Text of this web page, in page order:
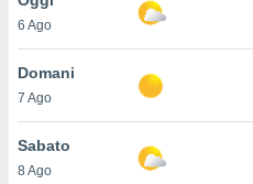
è
al sito
di
ci
di
6 Ago
Domani
7 Ago
Sabato
8 Ago